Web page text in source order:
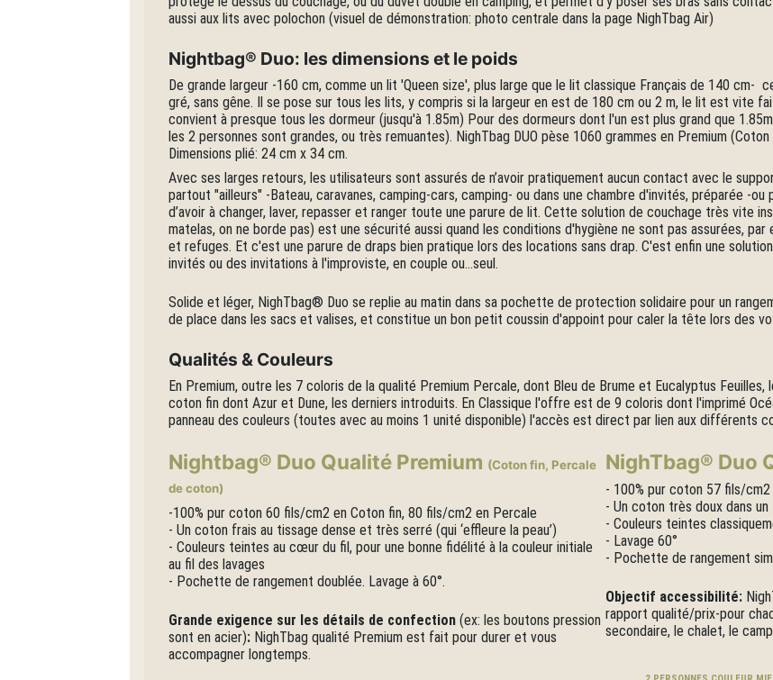
aussi aux lits avec polochon (visuel de démonstration: photo centrale dans la page NighTbag Air)
Nightbag® Duo: les dimensions et le poids
De grande largeur -160 cm, comme un lit 'Queen size', plus large que le lit classique Français de 140 cm-
gré, sans gêne. Il se pose sur tous les lits, y compris si la largeur en est de 180 cm ou 2 m, le lit est vite
convient à presque tous les dormeur (jusqu'à 1.85m) Pour des dormeurs dont l'un est plus grand que
les 2 personnes sont grandes, ou très remuantes). NighTbag DUO pèse 1060 grammes en Premium
Dimensions plié: 24 cm x 34 cm.
Avec ses larges retours, les utilisateurs sont assurés de n’avoir pratiquement aucun contact avec le
partout "ailleurs" -Bateau, caravanes, camping-cars, camping- ou dans une chambre d'invités, préparée -
d’avoir à changer, laver, repasser et ranger toute une parure de lit. Cette solution de couchage très vite
matelas, on ne borde pas) est une sécurité aussi quand les conditions d'hygiène ne sont pas assurées,
et refuges. Et c'est une parure de draps bien pratique lors des locations sans drap. C'est enfin une
invités ou des invitations à l'improviste, en couple ou...seul.
Solide et léger, NighTbag® Duo se replie au matin dans sa pochette de protection solidaire pour un
de place dans les sacs et valises, et constitue un bon petit coussin d'appoint pour caler la tête lors des
Qualités & Couleurs
En Premium, outre les 7 coloris de la qualité Premium Percale, dont Bleu de Brume et Eucalyptus
coton fin dont Azur et Dune, les derniers introduits. En Classique l'offre est de 9 coloris dont l'imprimé
panneau des couleurs (toutes avec au moins 1 unité disponible) l'accès est direct par lien aux différents
Nightbag® Duo Qualité Premium (Coton fin, Percale
de coton)
-100% pur coton 60 fils/cm2 en Coton fin, 80 fils/cm2 en Percale
- Un coton frais au tissage dense et très serré (qui ‘effleure la peau’)
- Couleurs teintes au cœur du fil, pour une bonne fidélité à la couleur initiale
au fil des lavages
- Pochette de rangement doublée. Lavage à 60°.
Grande exigence sur les détails de confection (ex: les boutons pression
sont en acier): NighTbag qualité Premium est fait pour durer et vous
accompagner longtemps.
NighTbag® Duo
- 100% pur coton 57 fils/cm2
- Un coton très doux dans un
- Couleurs teintes
- Lavage 60°
- Pochette de rangement
Objectif accessibilité:
rapport qualité/prix-pour
secondaire, le chalet, le